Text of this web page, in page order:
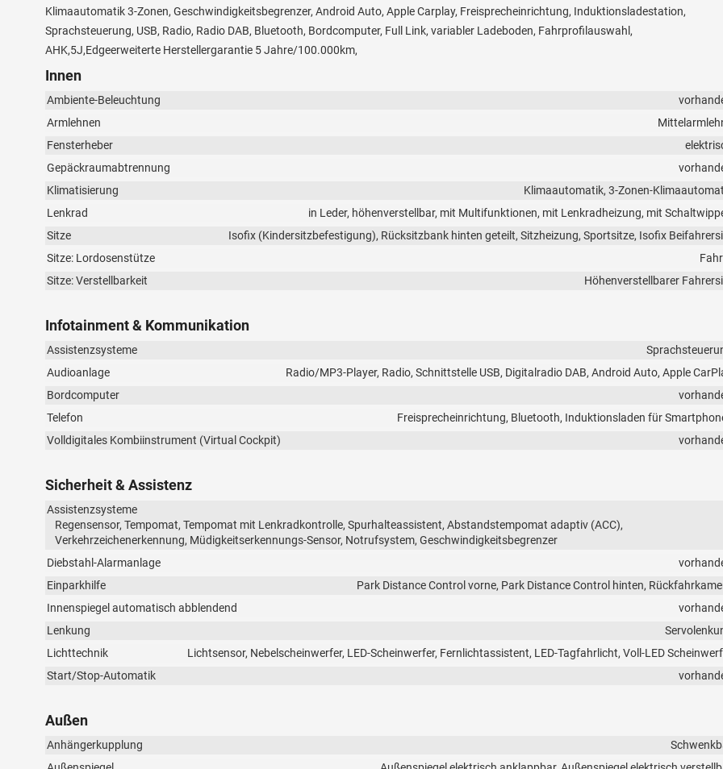
Klimaautomatik 3-Zonen, Geschwindigkeitsbegrenzer, Android Auto, Apple Carplay, Freisprecheinrichtung, Induktionsladestation,
Sprachsteuerung, USB, Radio, Radio DAB, Bluetooth, Bordcomputer, Full Link, variabler Ladeboden, Fahrprofilauswahl,
AHK,5J,Edgeerweiterte Herstellergarantie 5 Jahre/100.000km,
Innen
Ambiente-Beleuchtung
Armlehnen
Fensterheber
Gepäckraumabtrennung
Klimatisierung
Klimaautomatik, 3-Zonen-
Lenkrad
in Leder, höhenverstellbar, mit Multifunktionen, mit Lenkradheizung, mit
Sitze
Isofix (Kindersitzbefestigung), Rücksitzbank hinten geteilt, Sitzheizung, Sportsitze, Isofix
Sitze: Lordosenstütze
Sitze: Verstellbarkeit
Höhenverstellbarer
Infotainment & Kommunikation
Assistenzsysteme
Audioanlage
Radio/MP3-Player, Radio, Schnittstelle USB, Digitalradio DAB, Android Auto, Apple
Bordcomputer
Telefon
Freisprecheinrichtung, Bluetooth, Induktionsladen für
Volldigitales Kombiinstrument (Virtual Cockpit)
Sicherheit & Assistenz
Assistenzsysteme
Regensensor, Tempomat, Tempomat mit Lenkradkontrolle, Spurhalteassistent, Abstandstempomat adaptiv (ACC),
Verkehrzeichenerkennung, Müdigkeitserkennungs-Sensor, Notrufsystem, Geschwindigkeitsbegrenzer
Diebstahl-Alarmanlage
Einparkhilfe
Park Distance Control vorne, Park Distance Control hinten,
Innenspiegel automatisch abblendend
Lenkung
Lichttechnik
Lichtsensor, Nebelscheinwerfer, LED-Scheinwerfer, Fernlichtassistent, LED-Tagfahrlicht, Voll-LED
Start/Stop-Automatik
Außen
Anhängerkupplung